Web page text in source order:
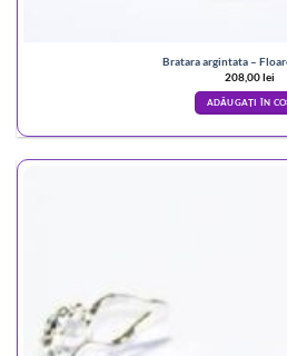
Bratara argintata –
208,00lei
ADĂUGAȚI ÎN